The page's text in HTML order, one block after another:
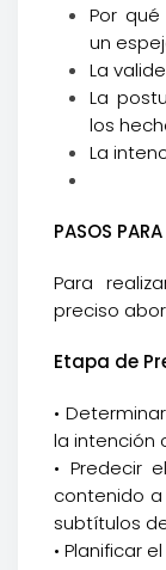
Por
un
La
La
los
La
PASOS
Para
preciso
Etapa de
•
la intención
• Predecir
contenido
subtítulos
• Planificar